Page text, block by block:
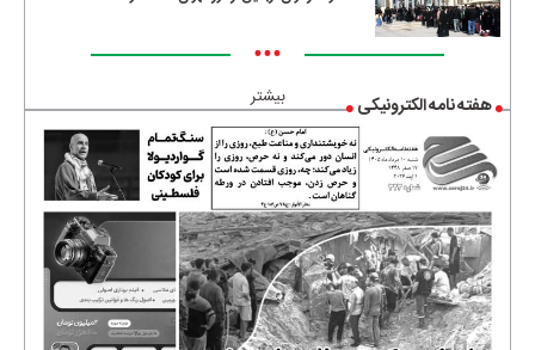
•••
بیشتر هفته نامه الکترونیکی